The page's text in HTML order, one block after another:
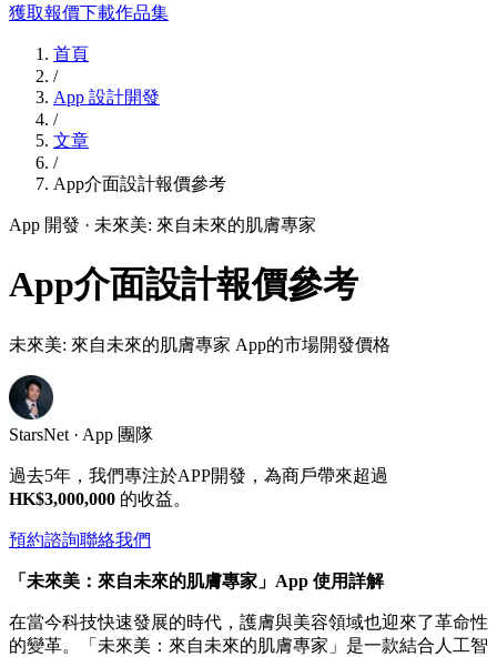
獲取報價下載作品集
首頁
/
App 設計開發
/
文章
/
App介面設計報價參考
App 開發 · 未來美: 來自未來的肌膚專家
App介面設計報價參考
未來美: 來自未來的肌膚專家 App的市場開發價格
StarsNet · App 團隊
過去5年，我們專注於APP開發，為商戶帶來超過
HK$3,000,000 的收益。
預約諮詢聯絡我們
「未來美：來自未來的肌膚專家」App 使用詳解
在當今科技快速發展的時代，護膚與美容領域也迎來了革命性
的變革。「未來美：來自未來的肌膚專家」是一款結合人工智